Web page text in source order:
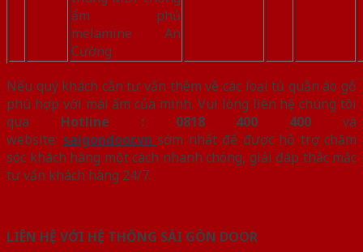
ẩm phủ
melamine An
Cường
Nếu quý khách cần tư vấn thêm về các loại tủ quần áo gỗ
phù hợp với mái ấm của mình. Vui lòng liên hệ chúng tôi
qua Hotline : 0818 400 400và
website: saigondoor.vn sớm nhất để được hỗ trợ chăm
sóc khách hàng một cách nhanh chóng, giải đáp thắc mắc
tư vấn khách hàng 24/7.
LIÊN HỆ VỚI HỆ THỐNG SÀI GÒN DOOR